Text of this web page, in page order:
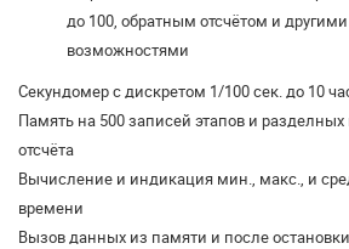
до 100, обратным отсчётом и
возможностями
Секундомер с дискретом 1/100 сек. до 10
Память на 500 записей этапов и
отсчёта
Вычисление и индикация мин., макс., и
времени
Вызов данных из памяти и после